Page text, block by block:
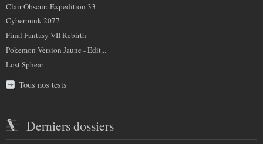
Clair Obscur: Expedition 33
Cyberpunk 2077
Final Fantasy VII Rebirth
Pokemon Version Jaune - Edit...
Lost Sphear
Tous nos tests
Derniers dossiers